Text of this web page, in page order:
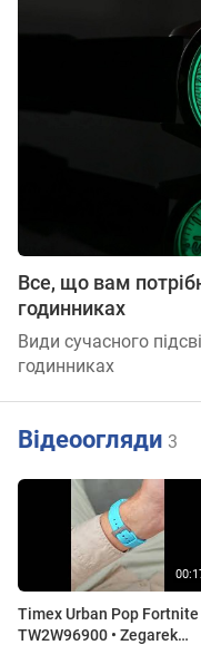
Все, що вам
годинниках
Види сучасного
годинниках
Відеоогляди 3
Timex Urban Pop Fortnite
TW2W96900 • Zegarek